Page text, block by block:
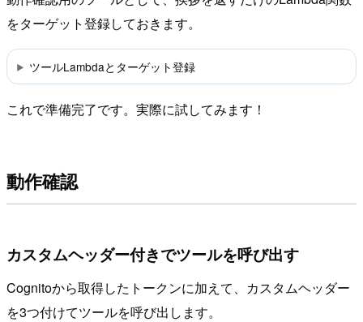
をターゲット登録しておきます。
ツールLambdaとターゲット登録
これで準備完了です。実際に試してみます！
動作確認
カスタムヘッダー付きでツールを呼び出す
Cognitoから取得したトークンに加えて、カスタムヘッダー
を3つ付けてツールを呼び出します。